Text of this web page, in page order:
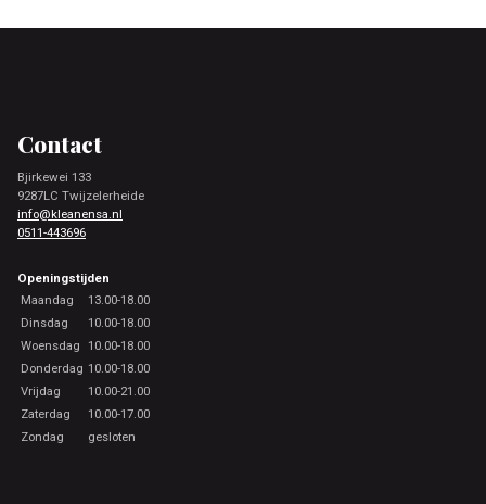
Contact
Bjirkewei 133
9287LC Twijzelerheide
info@kleanensa.nl
0511-443696
Openingstijden
Maandag
13.00-18.00
Dinsdag
10.00-18.00
Woensdag 10.00-18.00
Donderdag 10.00-18.00
Vrijdag
10.00-21.00
Zaterdag
10.00-17.00
Zondag
gesloten